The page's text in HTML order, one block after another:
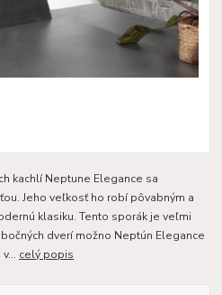
kachlí Neptune Elegance sa
Jeho veľkosť ho robí pôvabným a
klasiku. Tento sporák je veľmi
dverí možno Neptún Elegance
celý popis